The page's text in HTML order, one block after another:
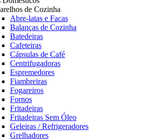
de Cozinha
Abre-latas e Facas
Balanças de Cozinha
Batedeiras
Cafeteiras
Cápsulas de Café
Centrifugadoras
Espremedores
Fiambreiras
Fogareiros
Fornos
Fritadeiras
Fritadeiras Sem Óleo
Geleiras / Refrigeradores
Grelhadores